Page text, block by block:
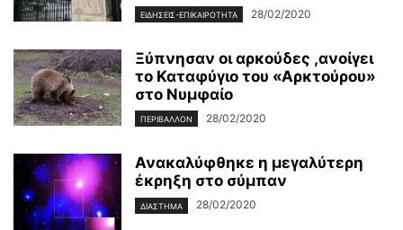
ΕΙΔΉΣΕΙΣ-ΕΠΙΚΑΙΡΌΤΗΤΑ 28/02/2020
Ξύπνησαν οι αρκούδες ,ανοίγει
το Καταφύγιο του «Αρκτούρου»
στο Νυμφαίο
ΠΕΡΙΒΆΛΛΟΝ 28/02/2020
Ανακαλύφθηκε η μεγαλύτερη
έκρηξη στο σύμπαν
ΔΙΆΣΤΗΜΑ 28/02/2020